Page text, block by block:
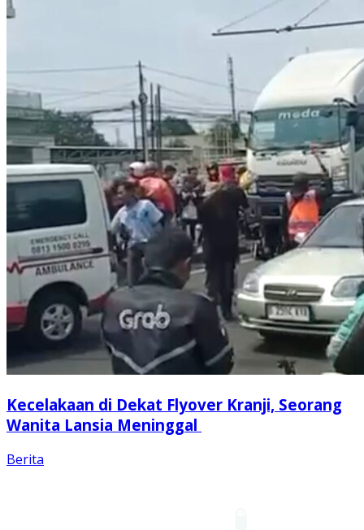
Kecelakaan di Dekat Flyover Kranji, Seorang
Wanita Lansia Meninggal
Berita